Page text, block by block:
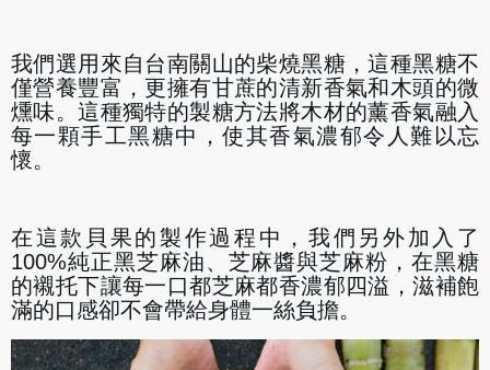
我們選用來自台南關山的柴燒黑糖，這種黑糖不
僅營養豐富，更擁有甘蔗的清新香氣和木頭的微
燻味。這種獨特的製糖方法將木材的薰香氣融入
每一顆手工黑糖中，使其香氣濃郁令人難以忘
懷。
在這款貝果的製作過程中，我們另外加入了
100%純正黑芝麻油、芝麻醬與芝麻粉，在黑糖
的襯托下讓每一口都芝麻都香濃郁四溢，滋補飽
滿的口感卻不會帶給身體一絲負擔。